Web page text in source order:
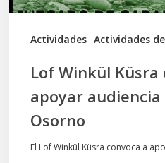
Actividades Actividades
Juzgado
Lof Winkül Küsra
apoyar audiencia
Osorno
El Lof Winkül Küsra convoca a